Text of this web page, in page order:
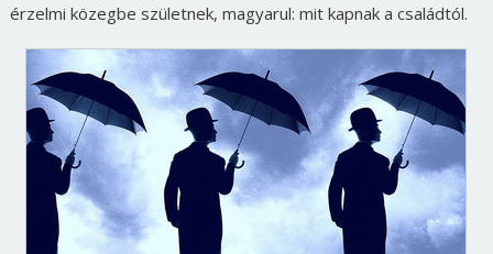
érzelmi közegbe születnek, magyarul: mit kapnak a családtól.